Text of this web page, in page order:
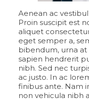
Aenean ac
Proin suscipit est
aliquet
eget semper a,
bibendum, urna
sapien hendrerit
nibh. Sed nec
ac justo. In ac
finibus ante. Nam
non vehicula nibh